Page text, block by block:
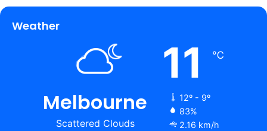
Weather
Melbourne
Scattered Clouds
11 ℃
12º - 9º
83%
2.16 km/h